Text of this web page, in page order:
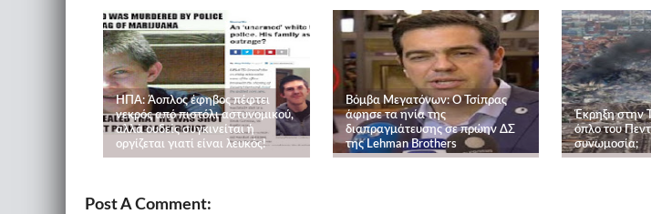
ΗΠΑ: Άοπλος έφηβος πέφτει
νεκρός από πιστόλι αστυνομικού,
αλλά ουδείς συγκινείται ή
οργίζεται γιατί είναι λευκός!
Βόμβα Μεγατόνων: Ο Τσίπρας
άφησε τα ηνία της
διαπραγμάτευσης σε πρώην ΔΣ
της Lehman Brothers
Έκρηξη στην
όπλο του
συνωμοσία;
Post A Comment: